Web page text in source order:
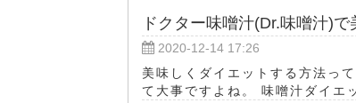
ドクター味噌汁(Dr.味噌汁)
2020-12-14 17:26
美味しくダイエットする方法っ
て大事ですよね。 味噌汁ダイエ